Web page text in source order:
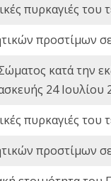
πυρκαγιές
προστίμων
κατά την
24
πυρκαγιές
προστίμων